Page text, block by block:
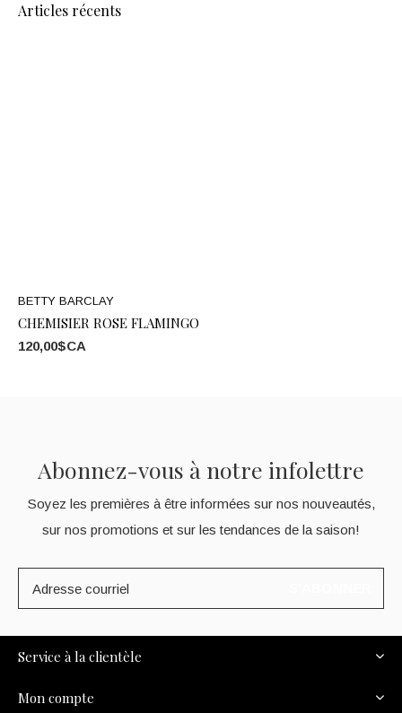
Articles récents
BETTY BARCLAY
CHEMISIER ROSE FLAMINGO
120,00$CA
Abonnez-vous à notre infolettre
Soyez les premières à être informées sur nos nouveautés,
sur nos promotions et sur les tendances de la saison!
Service à la clientèle
Mon compte